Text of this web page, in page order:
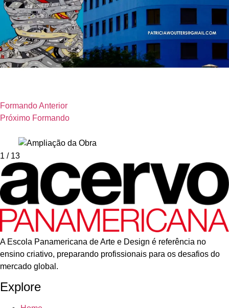
Formando Anterior
Próximo Formando
1 / 13
A Escola Panamericana de Arte e Design é referência no
ensino criativo, preparando profissionais para os desafios do
mercado global.
Explore